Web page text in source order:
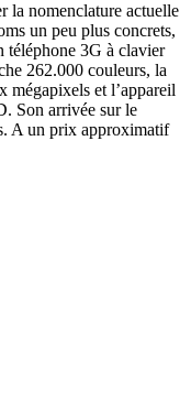
la nomenclature actuelle
un peu plus concrets,
téléphone 3G à clavier
262.000 couleurs, la
mégapixels et l’appareil
Son arrivée sur le
A un prix approximatif